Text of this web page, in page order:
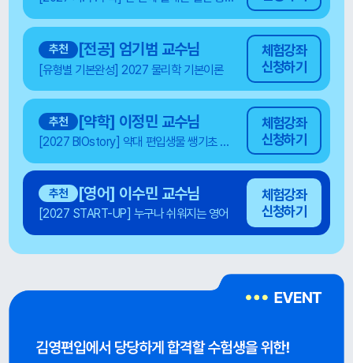
추천 [전공] 엄기범 교수님
[유형별 기본완성] 2027 물리학 기본이론
체험강좌
신청하기
추천 [약학] 이정민 교수님
[2027 BIOstory] 약대 편입생물 쌩기초 BASIC (6주완성)
체험강좌
신청하기
추천 [영어] 이수민 교수님
[2027 START-UP] 누구나 쉬워지는 영어
체험강좌
신청하기